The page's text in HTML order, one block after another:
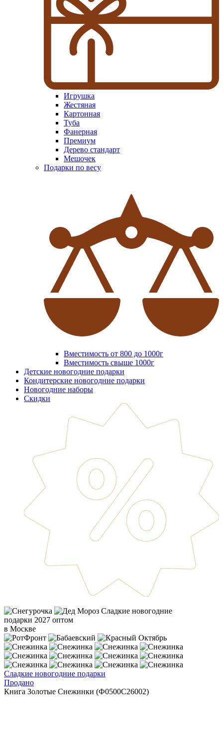
Игрушка
Жестяная
Картонная
Туба
Фанерная
Премиум
Дерево стандарт
Мешочек
Подарки по весу
Вместимость от 800 до 1000г
Вместимость свыше 1000г
Детские новогодние подарки
Кондитерские новогодние подарки
Новогодние наборы
Скидки
Сладкие новогодние
подарки 2027 оптом
в Москве
Сладкие новогодние подарки
Продано
Книга Золотые Снежинки (Ф0500С26002)